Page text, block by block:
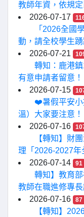
教師年資，依規定
2026-07-17
「2026全國
動，請全校學生踴
2026-07-21
轉知：鹿港
有意申請者留意！
2026-07-15
❤️暑假平安小
溫）大家要注意！
2026-07-16
【轉知】財
理「2026-2027年
2026-07-14
91
轉知】教育
教師在職進修專長
2026-07-16
87
【轉知】